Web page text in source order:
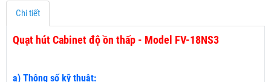
Chi tiết
Quạt hút Cabinet độ ồn thấp - Model FV-18NS3
a) Thông số kỹ thuật: